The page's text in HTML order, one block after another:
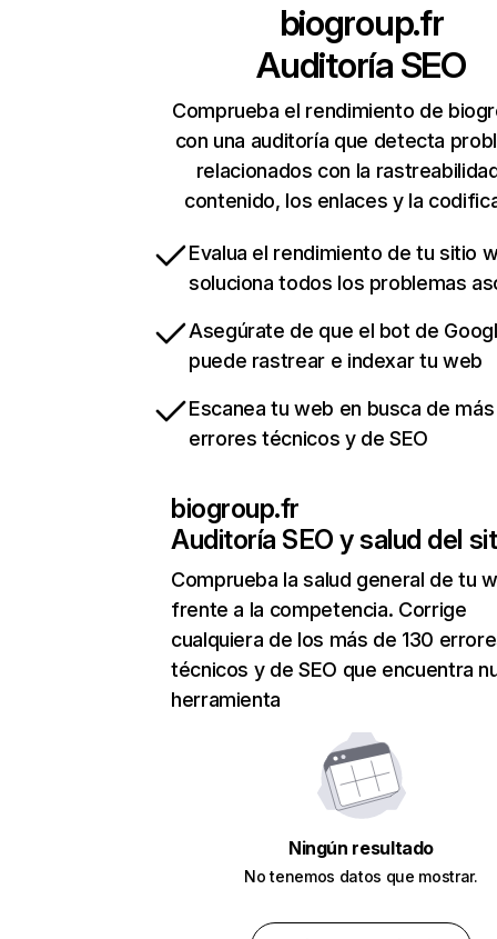
biogroup.fr
Auditoría SEO
Comprueba el rendimiento de
con una auditoría que detecta
relacionados con la
contenido, los enlaces y la
Evalua el rendimiento de tu sitio
soluciona todos los problemas
Asegúrate de que el bot de
puede rastrear e indexar tu web
Escanea tu web en busca de
errores técnicos y de SEO
biogroup.fr
Auditoría SEO y salud del
Comprueba la salud general de tu
frente a la competencia. Corrige
cualquiera de los más de 130
técnicos y de SEO que encuentra
herramienta
Ningún resultado
No tenemos datos que mostrar.